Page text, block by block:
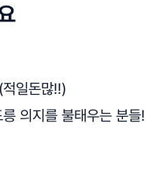
일돈많!!)
의지를 불태우는 분들!